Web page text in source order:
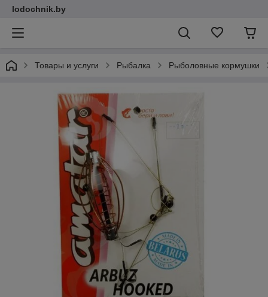
lodochnik.by
Товары и услуги Рыбалка Рыболовные кормушки